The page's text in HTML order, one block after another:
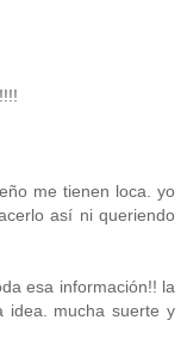
me tienen loca. yo
así ni queriendo
esa información!! la
idea. mucha suerte y